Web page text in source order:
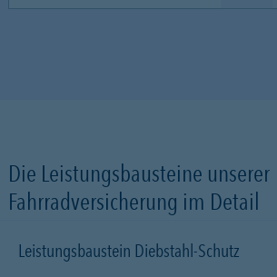
Die Leistungsbausteine unserer
Fahrradversicherung im Detail
Leistungsbaustein Diebstahl-Schutz